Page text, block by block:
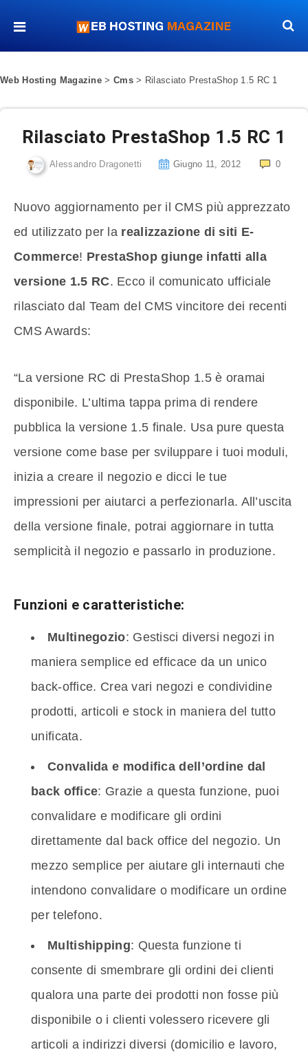
Web Hosting Magazine > Cms> Rilasciato PrestaShop 1.5 RC 1
Rilasciato PrestaShop 1.5 RC 1
Alessandro Dragonetti Giugno 11, 2012 0
Nuovo aggiornamento per il CMS più apprezzato
ed utilizzato per la realizzazione di siti E-
Commerce! PrestaShop giunge infatti alla
versione 1.5 RC. Ecco il comunicato ufficiale
rilasciato dal Team del CMS vincitore dei recenti
CMS Awards:
“La versione RC di PrestaShop 1.5 è oramai
disponibile. L’ultima tappa prima di rendere
pubblica la versione 1.5 finale. Usa pure questa
versione come base per sviluppare i tuoi moduli,
inizia a creare il negozio e dicci le tue
impressioni per aiutarci a perfezionarla. All’uscita
della versione finale, potrai aggiornare in tutta
semplicità il negozio e passarlo in produzione.
Funzioni e caratteristiche:
Multinegozio: Gestisci diversi negozi in
maniera semplice ed efficace da un unico
back-office. Crea vari negozi e condividine
prodotti, articoli e stock in maniera del tutto
unificata.
Convalida e modifica dell’ordine dal
back office: Grazie a questa funzione, puoi
convalidare e modificare gli ordini
direttamente dal back office del negozio. Un
mezzo semplice per aiutare gli internauti che
intendono convalidare o modificare un ordine
per telefono.
Multishipping: Questa funzione ti
consente di smembrare gli ordini dei clienti
qualora una parte dei prodotti non fosse più
disponibile o i clienti volessero ricevere gli
articoli a indirizzi diversi (domicilio e lavoro,